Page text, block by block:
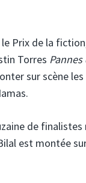
Prix de la
Torres
sur scène
de
est montée